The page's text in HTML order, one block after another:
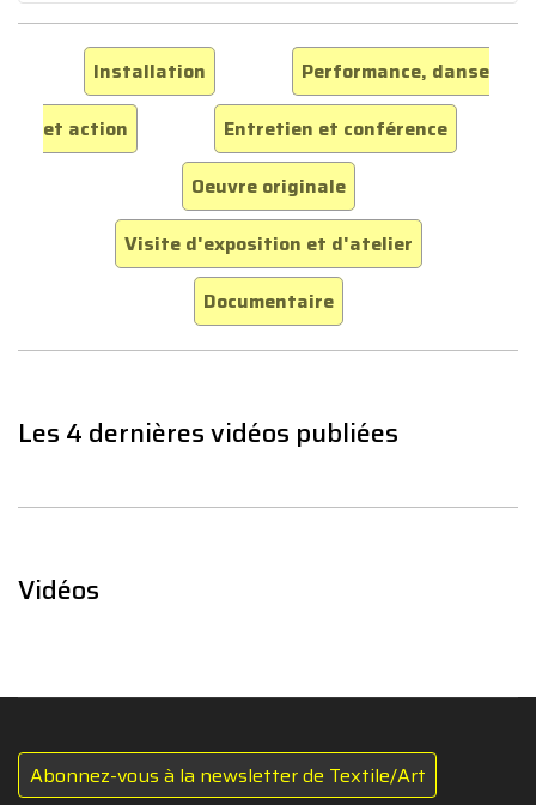
Installation
Performance, danse
et action
Entretien et conférence
Oeuvre originale
Visite d'exposition et d'atelier
Documentaire
Les 4 dernières vidéos publiées
Vidéos
Abonnez-vous à la newsletter de Textile/Art